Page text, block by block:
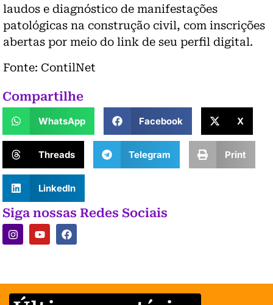
laudos e diagnóstico de manifestações
patológicas na construção civil, com inscrições
abertas por meio do link de seu perfil digital.
Fonte: ContilNet
Compartilhe
WhatsApp Facebook X
Threads Telegram Print
LinkedIn
Siga nossas Redes Sociais